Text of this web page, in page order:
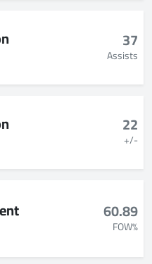
37
Assists
22
+/-
60.89
FOW%